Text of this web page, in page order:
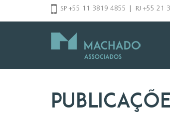
SP +55 11 3819 4855 RJ +55 21